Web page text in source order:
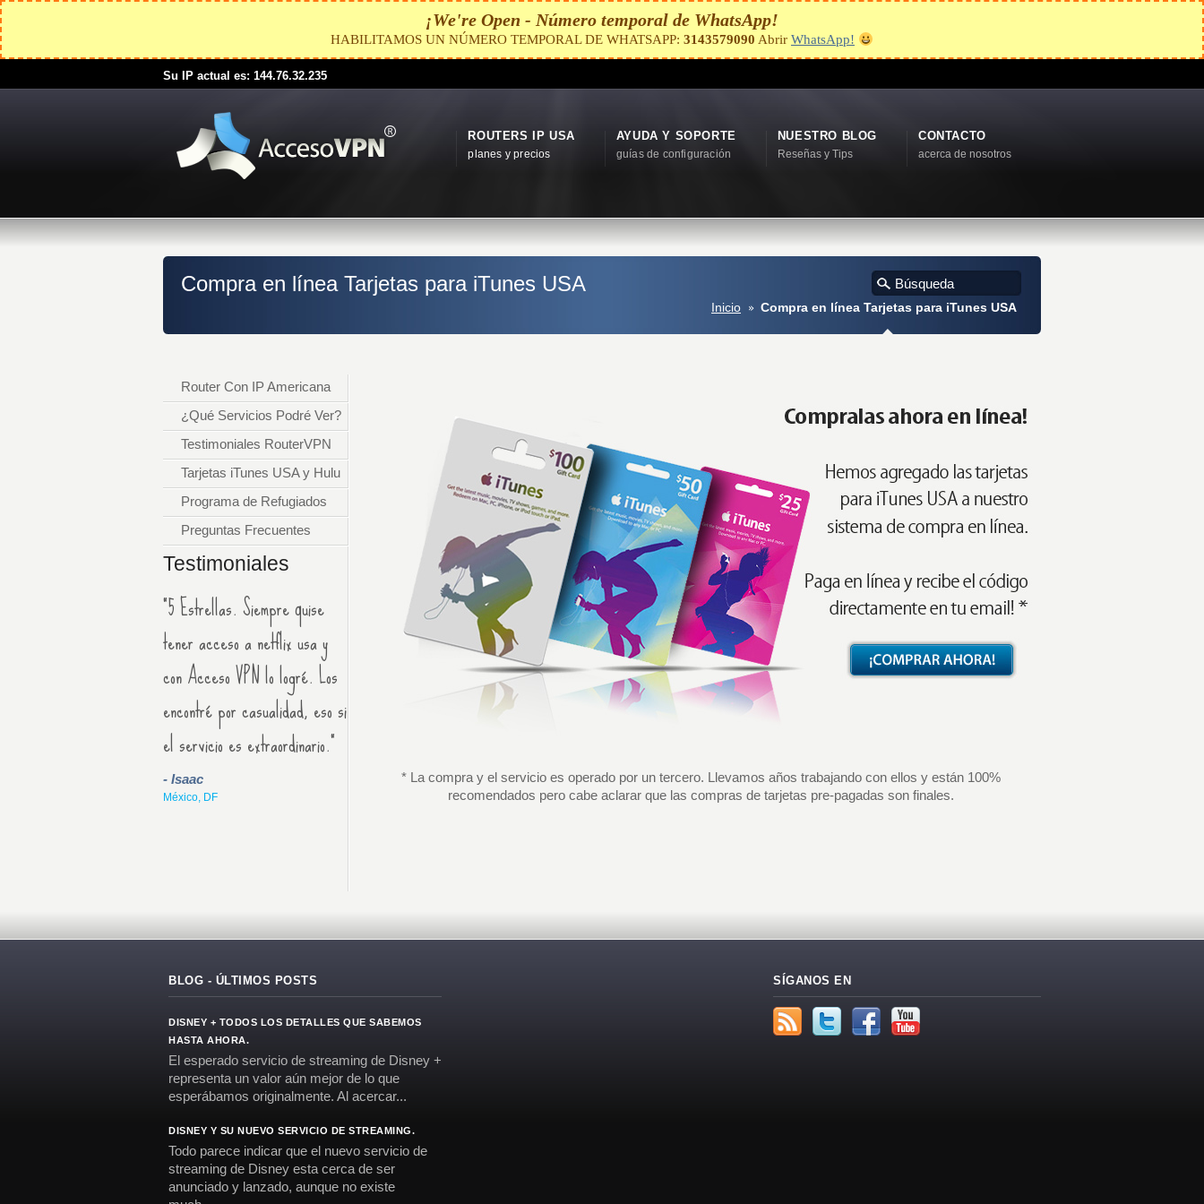
¡We're Open - Número temporal de WhatsApp!
HABILITAMOS UN NÚMERO TEMPORAL DE WHATSAPP: 3143579090 Abrir WhatsApp!
Su IP actual es: 144.76.32.235
ROUTERS IP USA
planes y precios
AYUDA Y SOPORTE
guías de configuración
NUESTRO BLOG
Reseñas y Tips
CONTACTO
acerca de nosotros
Compra en línea Tarjetas para iTunes USA
Inicio Compra en línea Tarjetas para iTunes USA
Router Con IP Americana
¿Qué Servicios Podré Ver?
Testimoniales RouterVPN
Tarjetas iTunes USA y Hulu
Programa de Refugiados
Preguntas Frecuentes
Testimoniales
"5 Estrellas. Siempre quise
tener acceso a netflix usa y
con Acceso VPN lo logré. Los
encontré por casualidad, eso si
el servicio es extraordinario."
- Isaac
México, DF
* La compra y el servicio es operado por un tercero. Llevamos años trabajando con ellos y están 100%
recomendados pero cabe aclarar que las compras de tarjetas pre-pagadas son finales.
BLOG - ÚLTIMOS POSTS
DISNEY + TODOS LOS DETALLES QUE SABEMOS
HASTA AHORA.
El esperado servicio de streaming de Disney +
representa un valor aún mejor de lo que
esperábamos originalmente. Al acercar...
DISNEY Y SU NUEVO SERVICIO DE STREAMING.
Todo parece indicar que el nuevo servicio de
streaming de Disney esta cerca de ser
anunciado y lanzado, aunque no existe
SÍGANOS EN